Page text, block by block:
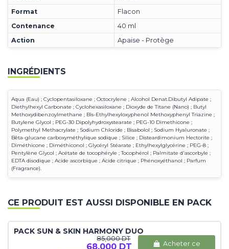
Format
Flacon
Contenance
40 ml
Action
Apaise - Protège
INGRÉDIENTS
Aqua (Eau) ; Cyclopentasiloxane ; Octocrylene ; Alcohol Denat.Dibutyl Adipate ;
Diethylhexyl Carbonate ; Cyclohexasiloxane ; Dioxyde de Titane (Nano) ; Butyl
Methoxydibenzoylmethane ; Bis-Ethylhexyloxyphenol Methoxyphenyl Triazine ;
Butylene Glycol ; PEG-30 Dipolyhydroxystearate ; PEG-10 Dimethicone ;
Polymethyl Methacrylate ; Sodium Chloride ; Bisabolol ; Sodium Hyaluronate ;
Bêta-glucane carboxyméthylique sodique ; Silice ; Disteardimonium Hectorite ;
Diméthicone ; Diméthiconol ; Glycéryl Stéarate ; Ethylhexylglycérine ; PEG-8 ;
Pentylène Glycol ; Acétate de tocophéryle ; Tocophérol ; Palmitate d'ascorbyle ;
EDTA disodique ; Acide ascorbique ; Acide citrique ; Phénoxyéthanol ; Parfum
(Fragrance).
CE PRODUIT EST AUSSI DISPONIBLE EN PACK
PACK SUN & SKIN HARMONY DUO
85,000 DT
68,000 DT
Acheter ce